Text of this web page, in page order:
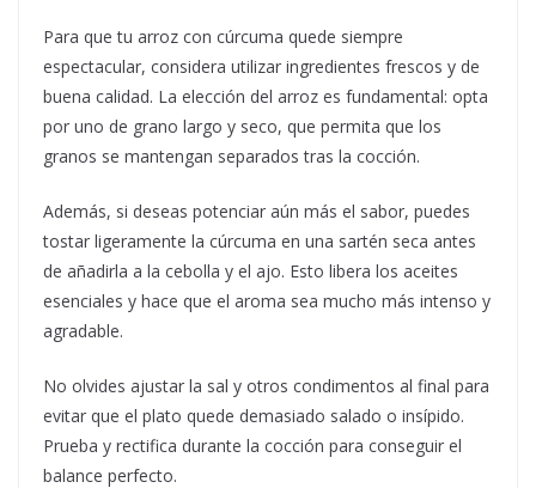
Para que tu arroz con cúrcuma quede siempre
espectacular, considera utilizar ingredientes frescos y de
buena calidad. La elección del arroz es fundamental: opta
por uno de grano largo y seco, que permita que los
granos se mantengan separados tras la cocción.
Además, si deseas potenciar aún más el sabor, puedes
tostar ligeramente la cúrcuma en una sartén seca antes
de añadirla a la cebolla y el ajo. Esto libera los aceites
esenciales y hace que el aroma sea mucho más intenso y
agradable.
No olvides ajustar la sal y otros condimentos al final para
evitar que el plato quede demasiado salado o insípido.
Prueba y rectifica durante la cocción para conseguir el
balance perfecto.